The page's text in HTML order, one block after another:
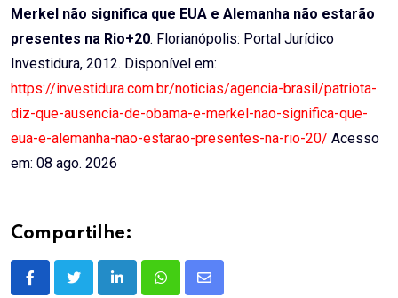
Merkel não significa que EUA e Alemanha não estarão
presentes na Rio+20. Florianópolis: Portal Jurídico
Investidura, 2012. Disponível em:
https://investidura.com.br/noticias/agencia-brasil/patriota-
diz-que-ausencia-de-obama-e-merkel-nao-significa-que-
eua-e-alemanha-nao-estarao-presentes-na-rio-20/ Acesso
em: 08 ago. 2026
Compartilhe:
LinkedInWhatsappShare